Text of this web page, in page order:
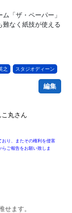
「ザ・ペーパー」
難なく紙技が使える
之 スタジオディーン
編集
こ丸さん
おり、またその権利を侵害
らご報告をお願い致しま
ます。